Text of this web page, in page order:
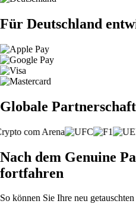
Für Deutschland
Globale
Nach dem Genuine
fortfahren
So können Sie Ihre neu